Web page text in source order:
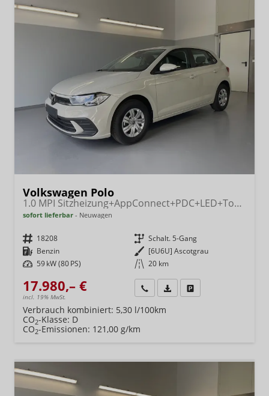
Volkswagen Polo
1.0 MPI Sitzheizung+AppConnect+PDC+LED+Touch+Lichtsensor+MultiLenkrad
sofort lieferbar Neuwagen
Fahrzeugnr. 18208 Getriebe Schalt. 5-Gang
Kraftstoff Benzin Außenfarbe [6U6U] Ascotgrau
Leistung 59 kW (80 PS) Kilometerstand 20 km
17.980,– €
incl. 19% MwSt.
Wir rufen Sie anFahrzeugexposé (PDF)
Verbrauch kombiniert: 5,30 l/100km
CO2-Klasse: D
CO2-Emissionen: 121,00 g/km